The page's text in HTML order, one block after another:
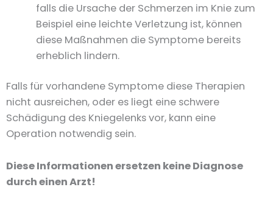
falls die Ursache der Schmerzen im Knie zum
Beispiel eine leichte Verletzung ist, können
diese Maßnahmen die Symptome bereits
erheblich lindern.
Falls für vorhandene Symptome diese Therapien
nicht ausreichen, oder es liegt eine schwere
Schädigung des Kniegelenks vor, kann eine
Operation notwendig sein.
Diese Informationen ersetzen keine Diagnose
durch einen Arzt!